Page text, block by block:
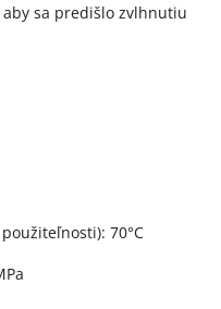
sa predišlo zvlhnutiu
70°C